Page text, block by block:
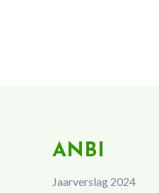
ANBI
Jaarverslag 2024